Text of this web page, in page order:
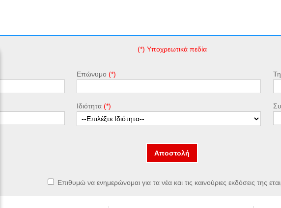
(*) Υποχρεωτικά πεδία
Επώνυμο
Ιδιότητα
Αποστολή
Επιθυμώ να ενημερώνομαι για τα νέα και τις καινούριες εκδόσεις της